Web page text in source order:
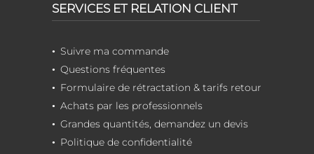
SERVICES ET RELATION CLIENT
Suivre ma commande
Questions fréquentes
Formulaire de rétractation & tarifs retour
Achats par les professionnels
Grandes quantités, demandez un devis
Politique de confidentialité